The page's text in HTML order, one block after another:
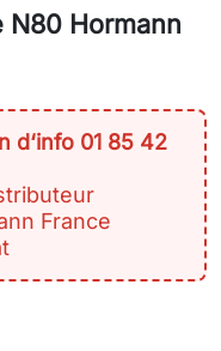
N80 Hormann
d‘info 01 85 42
France